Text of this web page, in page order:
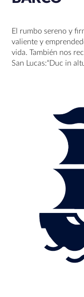
El rumbo sereno y
valiente y
vida. También nos
San Lucas:“Duc in